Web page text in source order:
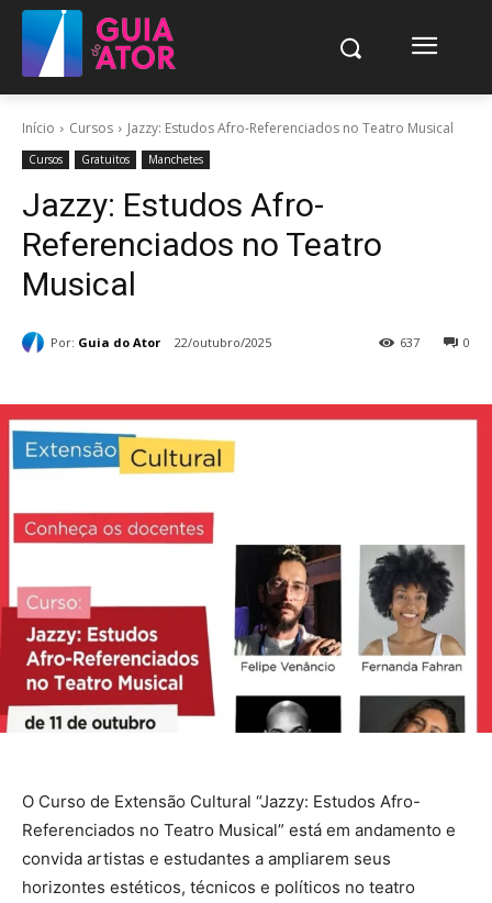
Início Cursos Jazzy: Estudos Afro-Referenciados no Teatro Musical
Cursos Gratuitos Manchetes
Jazzy: Estudos Afro-
Referenciados no Teatro
Musical
Por: Guia do Ator 22/outubro/2025 0
637
O Curso de Extensão Cultural “Jazzy: Estudos Afro-
Referenciados no Teatro Musical” está em andamento e
convida artistas e estudantes a ampliarem seus
horizontes estéticos, técnicos e políticos no teatro